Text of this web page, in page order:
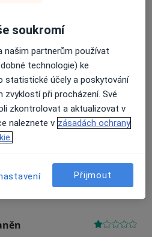
jsou pro nás důležité.
možnost zaplatit za
změnu recenze pacienta.
Další informace o názorech
soukromí
našim partnerům používat
technologie) ke
statistické účely a poskytování
zvyklostí při procházení. Své
zkontrolovat a aktualizovat v
naleznete v zásadách ochrany
Přijmout